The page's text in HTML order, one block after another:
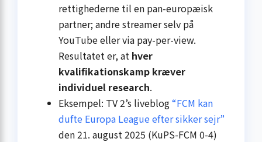
rettighederne til en pan-europæisk
partner; andre streamer selv på
YouTube eller via pay-per-view.
Resultatet er, at hver
kvalifikationskamp kræver
individuel research.
Eksempel: TV 2’s liveblog“FCM kan
dufte Europa League efter sikker sejr”
den 21. august 2025 (KuPS-FCM 0-4)